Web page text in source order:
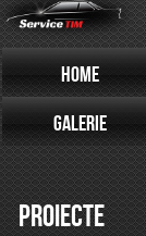
HOME
GALERIE
PROIECTE